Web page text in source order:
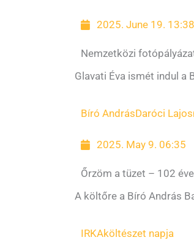
2025. June 19. 13:38
Nemzetközi
Glavati Éva ismét indul
Bíró AndrásDaróci
2025. May 9. 06:35
Őrzöm a tüzet – 102
A költőre a Bíró András
IRKAköltészet napja